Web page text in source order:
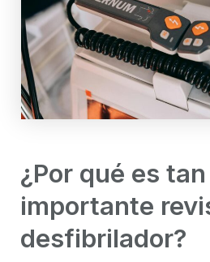
¿Por qué es tan
importante
desfibrilador?